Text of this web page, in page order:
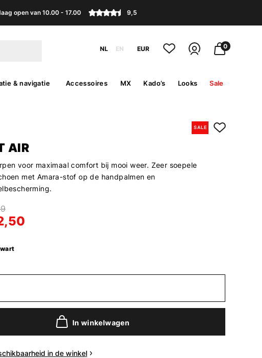
open van 10.00 - 17.00 9,5
NL EN EUR 0
& navigatie Accessoires MX Kado’s Looks Sale
SALE
AIR
voor maximaal comfort bij mooi weer. Zeer soepele
met Amara-stof op de handpalmen en
In winkelwagen
in de winkel